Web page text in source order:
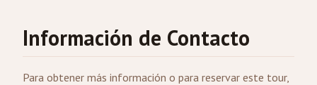
Información de Contacto
Para obtener más información o para reservar este tour,